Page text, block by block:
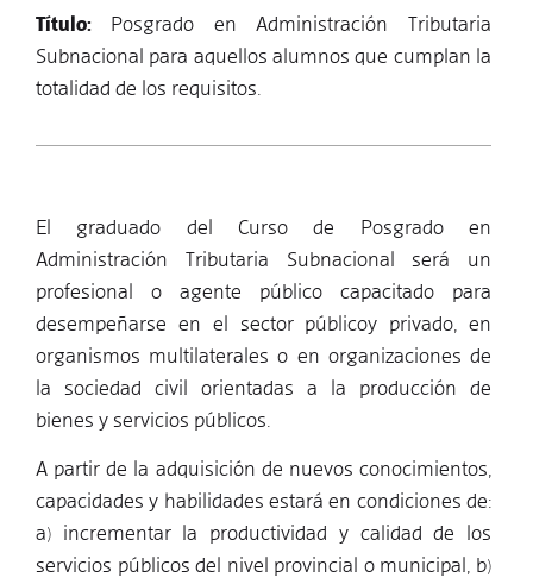
Título: Posgrado en Administración Tributaria
Subnacional para aquellos alumnos que cumplan la
totalidad de los requisitos.
El graduado del Curso de Posgrado en
Administración Tributaria Subnacional será un
profesional o agente público capacitado para
desempeñarse en el sector públicoy privado, en
organismos multilaterales o en organizaciones de
la sociedad civil orientadas a la producción de
bienes y servicios públicos.
A partir de la adquisición de nuevos conocimientos,
capacidades y habilidades estará en condiciones de:
a) incrementar la productividad y calidad de los
servicios públicos del nivel provincial o municipal, b)